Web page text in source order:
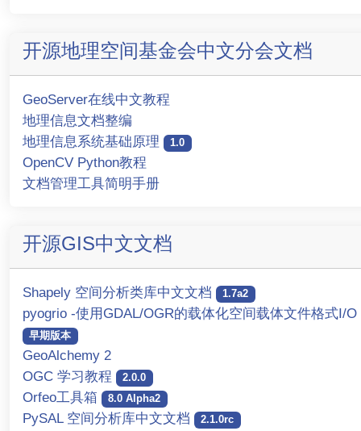
开源地理空间基金会中文分会文档
GeoServer在线中文教程
地理信息文档整编
地理信息系统基础原理
1.0
OpenCV Python教程
文档管理工具简明手册
开源GIS中文文档
Shapely 空间分析类库中文文档 1.7a2
pyogrio -使用GDAL/OGR的载体化空间载体文件格式I/O
早期版本
GeoAlchemy 2
OGC 学习教程
2.0.0
Orfeo工具箱 8.0 Alpha2
PySAL 空间分析库中文文档 2.1.0rc